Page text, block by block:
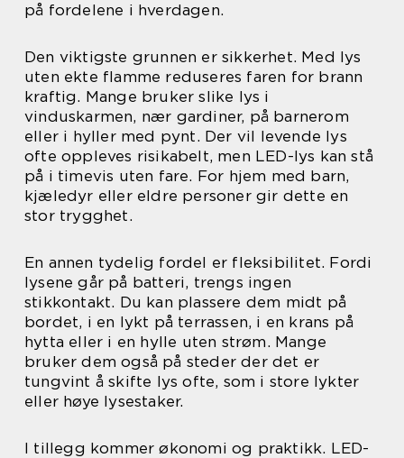
på fordelene i hverdagen.
Den viktigste grunnen er sikkerhet. Med lys
uten ekte flamme reduseres faren for brann
kraftig. Mange bruker slike lys i
vinduskarmen, nær gardiner, på barnerom
eller i hyller med pynt. Der vil levende lys
ofte oppleves risikabelt, men LED-lys kan stå
på i timevis uten fare. For hjem med barn,
kjæledyr eller eldre personer gir dette en
stor trygghet.
En annen tydelig fordel er fleksibilitet. Fordi
lysene går på batteri, trengs ingen
stikkontakt. Du kan plassere dem midt på
bordet, i en lykt på terrassen, i en krans på
hytta eller i en hylle uten strøm. Mange
bruker dem også på steder der det er
tungvint å skifte lys ofte, som i store lykter
eller høye lysestaker.
I tillegg kommer økonomi og praktikk. LED-